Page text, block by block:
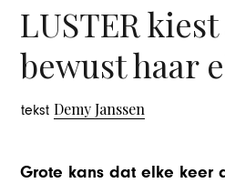
LUSTER
bewust haar
tekstDemy Janssen
Grote kans dat elke keer